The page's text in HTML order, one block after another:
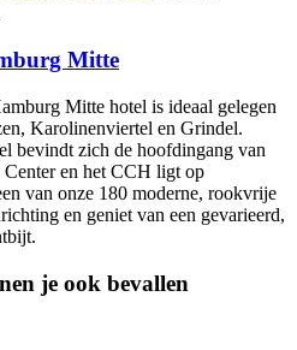
Mitte
Mitte hotel is ideaal gelegen
Karolinenviertel en Grindel.
bevindt zich de hoofdingang van
en het CCH ligt op
van onze 180 moderne, rookvrije
en geniet van een gevarieerd,
je ook bevallen